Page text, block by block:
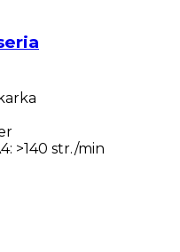
: >140 str./min